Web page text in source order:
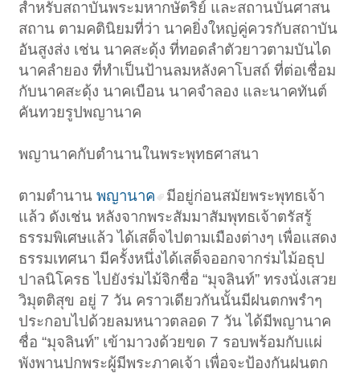
สำหรับสถาบันพระมหากษัตริย์ และสถานบันศาสน
สถาน ตามคตินิยมที่ว่า นาคยิ่งใหญ่คู่ควรกับสถาบัน
อันสูงส่ง เช่น นาคสะดุ้ง ที่ทอดลำตัวยาวตามบันได
นาคลำยอง ที่ทำเป็นป้านลมหลังคาโบสถ์ ที่ต่อเชื่อม
กับนาคสะดุ้ง นาคเบือน นาคจำลอง และนาคทันต์
คันทวยรูปพญานาค
พญานาคกับตำนานในพระพุทธศาสนา
ตามตำนานพญานาค
มีอยู่ก่อนสมัยพระพุทธเจ้า
แล้ว ดังเช่น หลังจากพระสัมมาสัมพุทธเจ้าตรัสรู้
ธรรมพิเศษแล้ว ได้เสด็จไปตามเมืองต่างๆ เพื่อแสดง
ธรรมเทศนา มีครั้งหนึ่งได้เสด็จออกจากร่มไม้อธุป
ปาลนิโครธ ไปยังร่มไม้จิกชื่อ “มุจลินท์” ทรงนั่งเสวย
วิมุตติสุข อยู่ 7 วัน คราวเดียวกันนั้นมีฝนตกพรำๆ
ประกอบไปด้วยลมหนาวตลอด 7 วัน ได้มีพญานาค
ชื่อ “มุจลินท์” เข้ามาวงด้วยขด 7 รอบพร้อมกับแผ่
พังพานปกพระผู้มีพระภาคเจ้า เพื่อจะป้องกันฝนตก